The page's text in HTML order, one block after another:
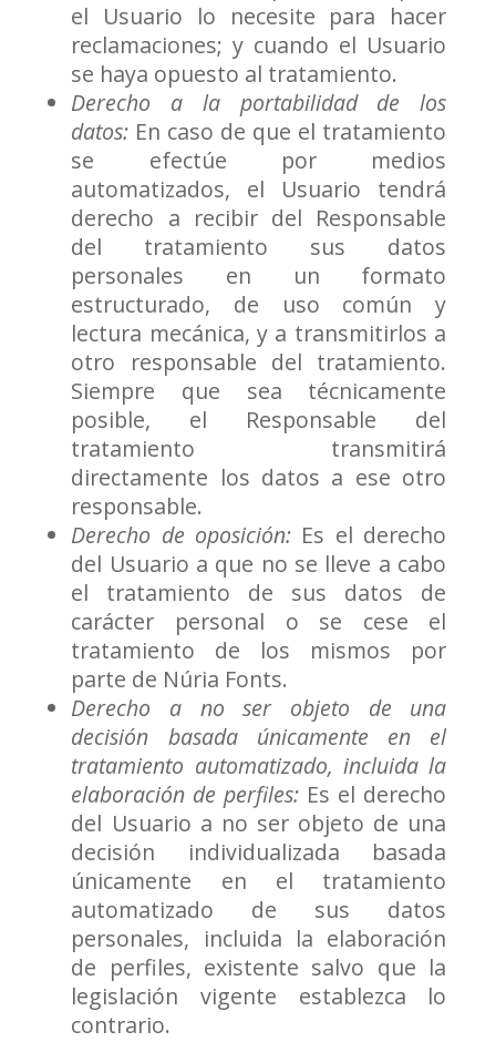
el Usuario lo necesite para hacer
reclamaciones; y cuando el Usuario
se haya opuesto al tratamiento.
Derecho a la portabilidad de los
datos: En caso de que el tratamiento
se efectúe por medios
automatizados, el Usuario tendrá
derecho a recibir del Responsable
del tratamiento sus datos
personales en un formato
estructurado, de uso común y
lectura mecánica, y a transmitirlos a
otro responsable del tratamiento.
Siempre que sea técnicamente
posible, el Responsable del
tratamiento transmitirá
directamente los datos a ese otro
responsable.
Derecho de oposición: Es el derecho
del Usuario a que no se lleve a cabo
el tratamiento de sus datos de
carácter personal o se cese el
tratamiento de los mismos por
parte de Núria Fonts.
Derecho a no ser objeto de una
decisión basada únicamente en el
tratamiento automatizado, incluida la
elaboración de perfiles: Es el derecho
del Usuario a no ser objeto de una
decisión individualizada basada
únicamente en el tratamiento
automatizado de sus datos
personales, incluida la elaboración
de perfiles, existente salvo que la
legislación vigente establezca lo
contrario.